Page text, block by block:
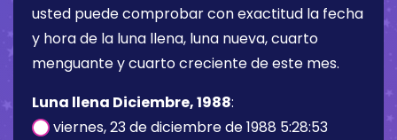
usted puede comprobar con exactitud la fecha
y hora de la luna llena, luna nueva, cuarto
menguante y cuarto creciente de este mes.
Luna llena Diciembre, 1988:
viernes, 23 de diciembre de 1988 5:28:53